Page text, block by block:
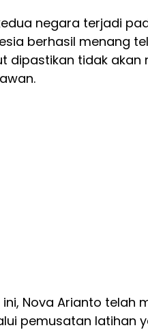
negara terjadi
berhasil menang
dipastikan tidak
Nova Arianto telah
pemusatan latihan